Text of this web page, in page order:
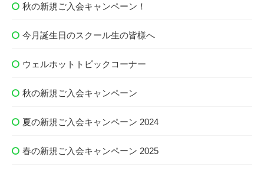
秋の新規ご入会キャンペーン！
今月誕生日のスクール生の皆様へ
ウェルホットトピックコーナー
秋の新規ご入会キャンペーン
夏の新規ご入会キャンペーン 2024
春の新規ご入会キャンペーン 2025